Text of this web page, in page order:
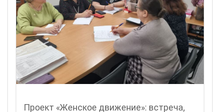
Проект «Женское движение»: встреча,